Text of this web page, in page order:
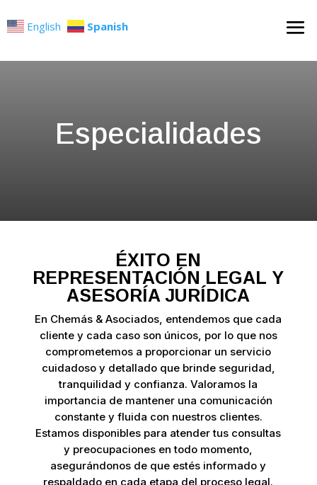
English Spanish
Especialidades
ÉXITO EN
REPRESENTACIÓN LEGAL Y
ASESORÍA JURÍDICA
En Chemás & Asociados, entendemos que cada
cliente y cada caso son únicos, por lo que nos
comprometemos a proporcionar un servicio
cuidadoso y detallado que brinde seguridad,
tranquilidad y confianza. Valoramos la
importancia de mantener una comunicación
constante y fluida con nuestros clientes.
Estamos disponibles para atender tus consultas
y preocupaciones en todo momento,
asegurándonos de que estés informado y
respaldado en cada etapa del proceso legal.